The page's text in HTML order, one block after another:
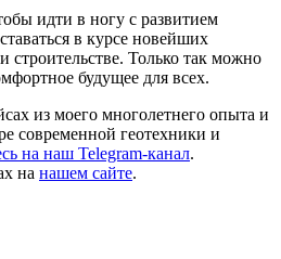
идти в ногу с развитием
в курсе новейших
строительстве. Только так можно
будущее для всех.
из моего многолетнего опыта и
современной геотехники и
на наш Telegram-канал.
на нашем сайте.